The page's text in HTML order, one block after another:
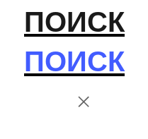
ПОИСК
ПОИСК